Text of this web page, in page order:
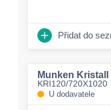
Přidat do
Munken Kristall
KRI120/720X1020
U dodavatele